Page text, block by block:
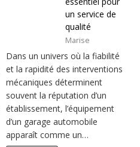
un service de
qualité
Marise
Dans un univers où la fiabilité
et la rapidité des interventions
mécaniques déterminent
souvent la réputation d’un
établissement, l’équipement
d’un garage automobile
apparaît comme un…